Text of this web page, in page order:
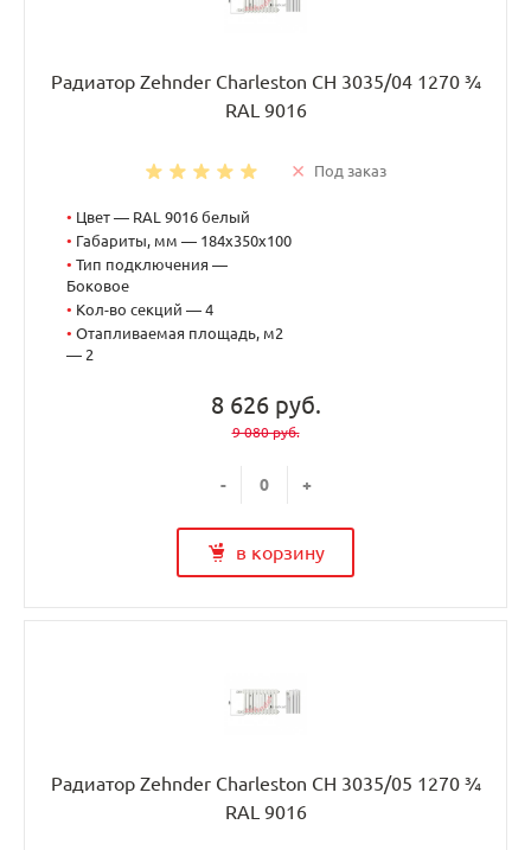
Радиатор Zehnder Charleston CH 3035/04 1270 ¾
RAL 9016
Под заказ
• Цвет — RAL 9016 белый
• Габариты, мм — 184x350x100
• Тип подключения —
Боковое
• Кол-во секций — 4
• Отапливаемая площадь, м2
— 2
8 626 руб.
9 080 руб.
- +
в корзину
Радиатор Zehnder Charleston CH 3035/05 1270 ¾
RAL 9016